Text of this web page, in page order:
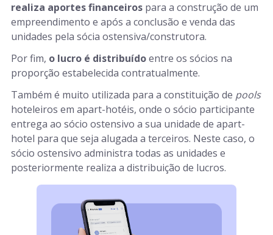
realiza aportes financeiros para a construção de um
empreendimento e após a conclusão e venda das
unidades pela sócia ostensiva/construtora.
Por fim, o lucro é distribuídoentre os sócios na
proporção estabelecida contratualmente.
Também é muito utilizada para a constituição de pools
hoteleiros em apart-hotéis, onde o sócio participante
entrega ao sócio ostensivo a sua unidade de apart-
hotel para que seja alugada a terceiros. Neste caso, o
sócio ostensivo administra todas as unidades e
posteriormente realiza a distribuição de lucros.